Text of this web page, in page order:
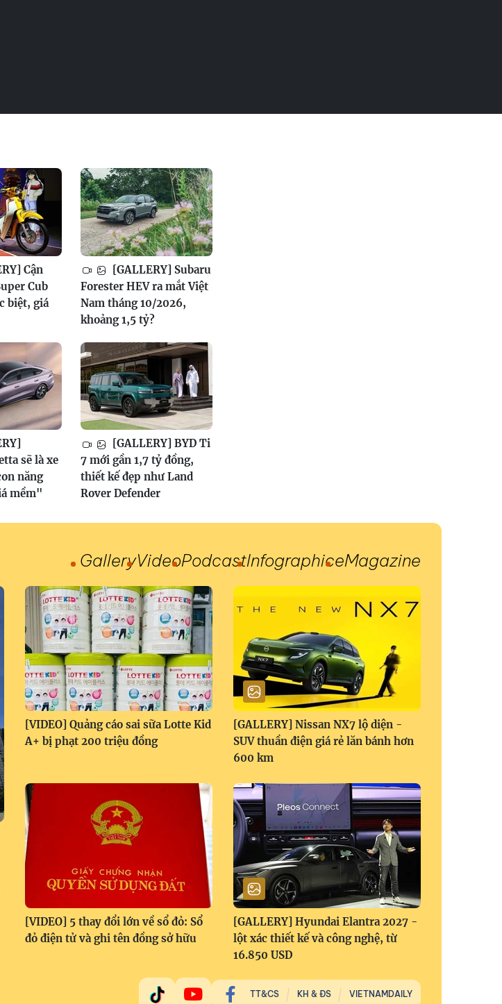
Cận
Cub
biệt, giá
[GALLERY] Subaru
Forester HEV ra mắt Việt
Nam tháng 10/2026,
khoảng 1,5 tỷ?
sẽ là xe
năng
mềm"
[GALLERY] BYD Ti
7 mới gần 1,7 tỷ đồng,
thiết kế đẹp như Land
Rover Defender
GalleryVideoPodcastInfographiceMagazine
[VIDEO] Quảng cáo sai sữa Lotte Kid
A+ bị phạt 200 triệu đồng
[GALLERY] Nissan NX7 lộ diện -
SUV thuần điện giá rẻ lăn bánh hơn
600 km
[VIDEO] 5 thay đổi lớn về sổ đỏ: Sổ
đỏ điện tử và ghi tên đồng sở hữu
[GALLERY] Hyundai Elantra 2027 -
lột xác thiết kế và công nghệ, từ
16.850 USD
TT&CS KH & ĐS VIETNAMDAILY